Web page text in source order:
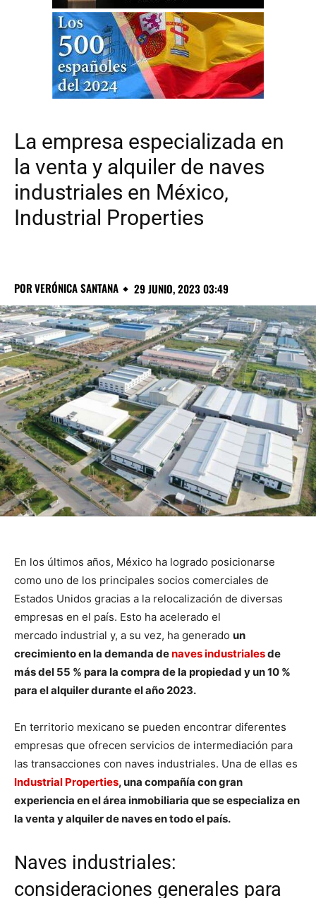
La empresa especializada en
la venta y alquiler de naves
industriales en México,
Industrial Properties
PORVERÓNICA SANTANA 29 JUNIO, 2023 03:49
En los últimos años, México ha logrado posicionarse
como uno de los principales socios comerciales de
Estados Unidos gracias a la relocalización de diversas
empresas en el país. Esto ha acelerado el
mercado industrial y, a su vez, ha generado un
crecimiento en la demanda denaves industrialesde
más del 55 % para la compra de la propiedad y un 10 %
para el alquiler durante el año 2023.
En territorio mexicano se pueden encontrar diferentes
empresas que ofrecen servicios de intermediación para
las transacciones con naves industriales. Una de ellas es
Industrial Properties, una compañía con gran
experiencia en el área inmobiliaria que se especializa en
la venta y alquiler de naves en todo el país.
Naves industriales:
consideraciones generales para